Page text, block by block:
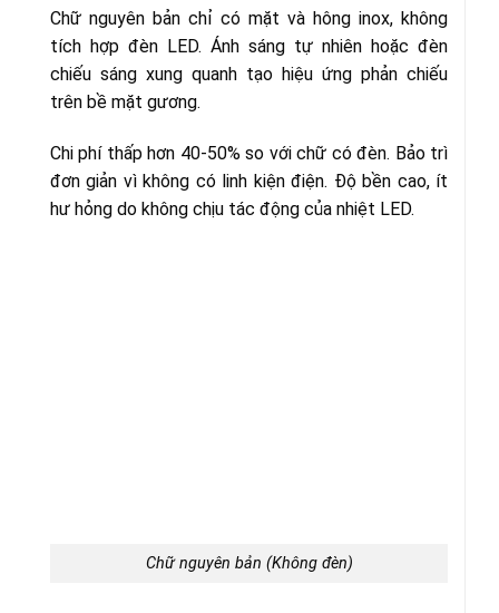
Chữ nguyên bản chỉ có mặt và hông inox, không
tích hợp đèn LED. Ánh sáng tự nhiên hoặc đèn
chiếu sáng xung quanh tạo hiệu ứng phản chiếu
trên bề mặt gương.
Chi phí thấp hơn 40-50% so với chữ có đèn. Bảo trì
đơn giản vì không có linh kiện điện. Độ bền cao, ít
hư hỏng do không chịu tác động của nhiệt LED.
Chữ nguyên bản (Không đèn)